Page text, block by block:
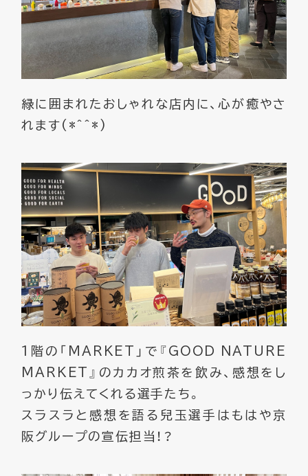
緑に囲まれたおしゃれな店内に、心が癒やさ
れます(*^^*)
1階の「MARKET」で『GOOD NATURE
MARKET』のカカオ煎茶を飲み、感想をし
っかり伝えてくれる選手たち。
スラスラと感想を語る兒玉選手はもはや京
阪グループの宣伝担当！？